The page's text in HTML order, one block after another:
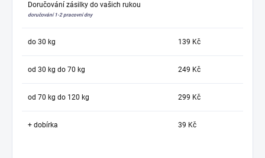
Doručování zásilky do vašich rukou
doručování 1-2 pracovní dny
do 30 kg 139 Kč
od 30 kg do 70 kg 249 Kč
od 70 kg do 120 kg 299 Kč
+ dobírka 39 Kč